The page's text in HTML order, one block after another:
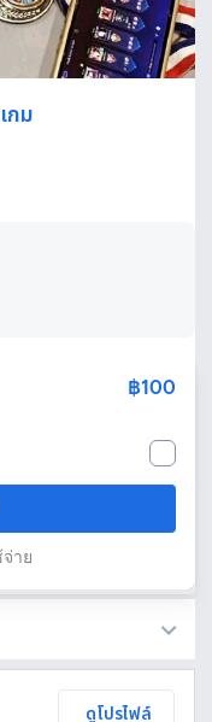
กม
฿100
าย
ดูโปรไฟล์